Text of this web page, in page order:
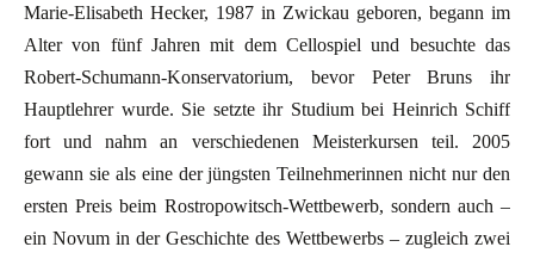
Marie-Elisabeth Hecker, 1987 in Zwickau geboren, begann im
Alter von fünf Jahren mit dem Cellospiel und besuchte das
Robert-Schumann-Konservatorium, bevor Peter Bruns ihr
Hauptlehrer wurde. Sie setzte ihr Studium bei Heinrich Schiff
fort und nahm an verschiedenen Meisterkursen teil. 2005
gewann sie als eine der jüngsten Teilnehmerinnen nicht nur den
ersten Preis beim Rostropowitsch-Wettbewerb, sondern auch –
ein Novum in der Geschichte des Wettbewerbs – zugleich zwei